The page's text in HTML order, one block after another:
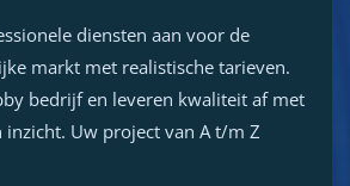
diensten aan voor de
markt met realistische tarieven.
bedrijf en leveren kwaliteit af met
inzicht. Uw project van A t/m Z